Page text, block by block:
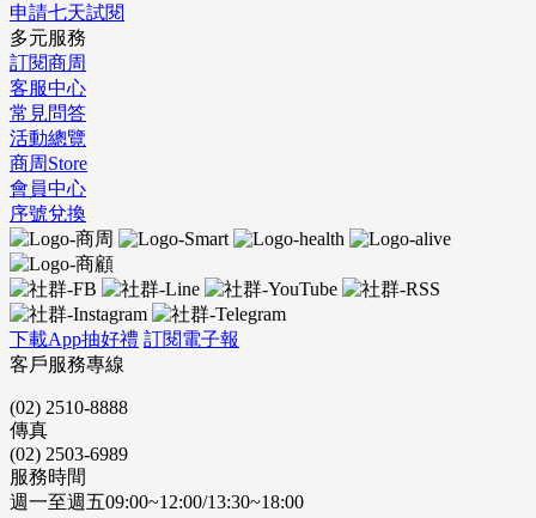
申請七天試閱
多元服務
訂閱商周
客服中心
常見問答
活動總覽
商周Store
會員中心
序號兌換
下載App抽好禮 訂閱電子報
客戶服務專線
(02) 2510-8888
傳真
(02) 2503-6989
服務時間
週一至週五09:00~12:00/13:30~18:00